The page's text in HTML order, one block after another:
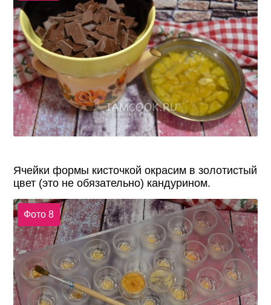
Ячейки формы кисточкой окрасим в золотистый
цвет (это не обязательно) кандурином.
Фото 8